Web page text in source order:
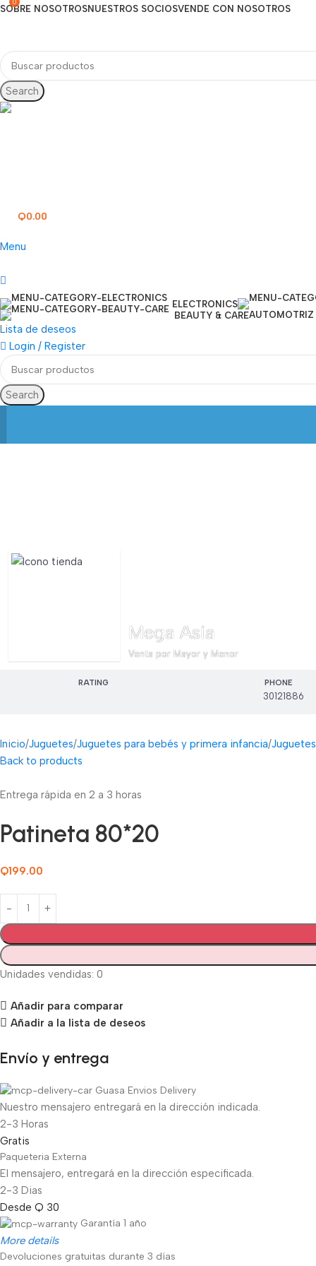
SOBRE NOSOTROSNUESTROS SOCIOSVENDE CON NOSOTROS
Search
Q0.00
Menu
ELECTRONICS
BEAUTY & CAREAUTOMOTRIZ
Lista de deseos
Login / Register
Search
Mega Asia
Venta por Mayor y Menor
RATING PHONE
30121886
Inicio Juguetes Juguetes para bebés y primera infancia
Back to products
Entrega rápida en 2 a 3 horas
Patineta 80*20
Q199.00
Unidades vendidas: 0
Añadir para comparar
Añadir a la lista de deseos
Envío y entrega
Guasa Envios Delivery
Nuestro mensajero entregará en la dirección indicada.
2-3 Horas
Gratis
Paqueteria Externa
El mensajero, entregará en la dirección especificada.
2-3 Dias
Desde Q 30
Garantía 1 año
More details
Devoluciones gratuitas durante 3 días
0